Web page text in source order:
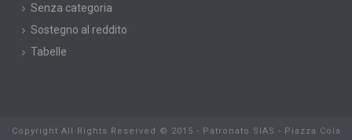
Senza categoria
Sostegno al reddito
Tabelle
Copyright All Rights Reserved © 2015 - Patronato SIAS - Piazza Cola